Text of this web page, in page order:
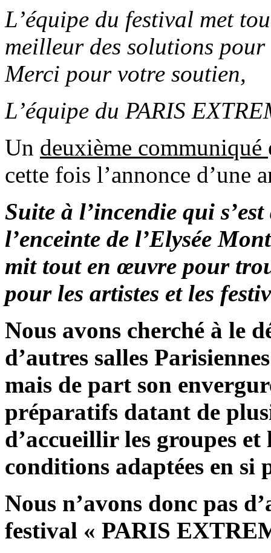
L’équipe du festival met
meilleur des solutions
Merci pour votre soutien,
L’équipe du PARIS
Un deuxième communiqué
cette fois l’annonce d’une
Suite à l’incendie qui
l’enceinte de l’Elysée
mit tout en œuvre pour
pour les artistes et les
Nous avons cherché à le
d’autres salles
mais de part son
préparatifs datant de
d’accueillir les groupes et
conditions adaptées en si
Nous n’avons donc pas
festival « PARIS